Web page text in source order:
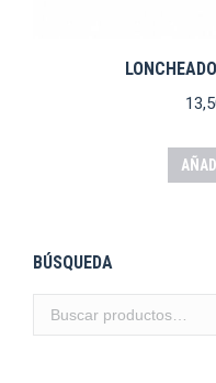
BÚSQUEDA